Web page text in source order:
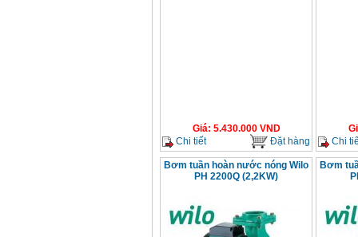
Giá: 5.430.000VND
Chi tiết
Đặt hàng
Chi
Bơm tuần hoàn nước nóng Wilo
PH 2200Q (2,2KW)
Bơm